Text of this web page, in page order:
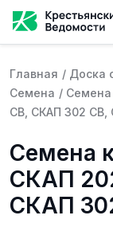
Главная / Доска
Семена / Семена
СВ, СКАП 302 СВ,
Семена
СКАП
СКАП